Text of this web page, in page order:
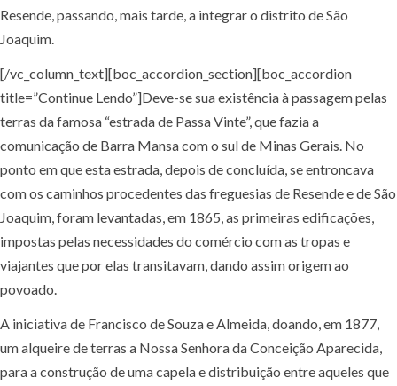
Resende, passando, mais tarde, a integrar o distrito de São
Joaquim.
[/vc_column_text][boc_accordion_section][boc_accordion
title=”Continue Lendo”]Deve-se sua existência à passagem pelas
terras da famosa “estrada de Passa Vinte”, que fazia a
comunicação de Barra Mansa com o sul de Minas Gerais. No
ponto em que esta estrada, depois de concluída, se entroncava
com os caminhos procedentes das freguesias de Resende e de São
Joaquim, foram levantadas, em 1865, as primeiras edificações,
impostas pelas necessidades do comércio com as tropas e
viajantes que por elas transitavam, dando assim origem ao
povoado.
A iniciativa de Francisco de Souza e Almeida, doando, em 1877,
um alqueire de terras a Nossa Senhora da Conceição Aparecida,
para a construção de uma capela e distribuição entre aqueles que